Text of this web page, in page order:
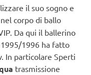
il suo sogno e
corpo di ballo
Da qui il ballerino
1996 ha fatto
In particolare Sperti
trasmissione